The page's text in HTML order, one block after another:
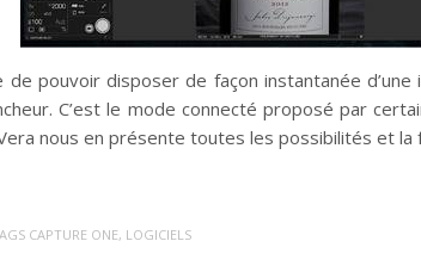
pouvoir disposer de façon instantanée
C’est le mode connecté proposé par
nous en présente toutes les possibilités et
CAPTURE ONE, LOGICIELS